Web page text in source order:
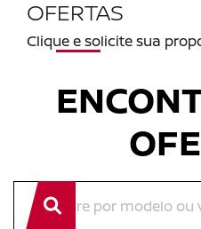
OFERTAS
Clique e solicite sua